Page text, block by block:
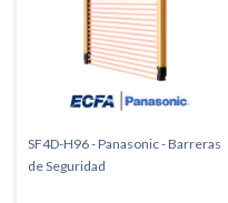
SF4D-H96 - Panasonic - Barreras
de Seguridad